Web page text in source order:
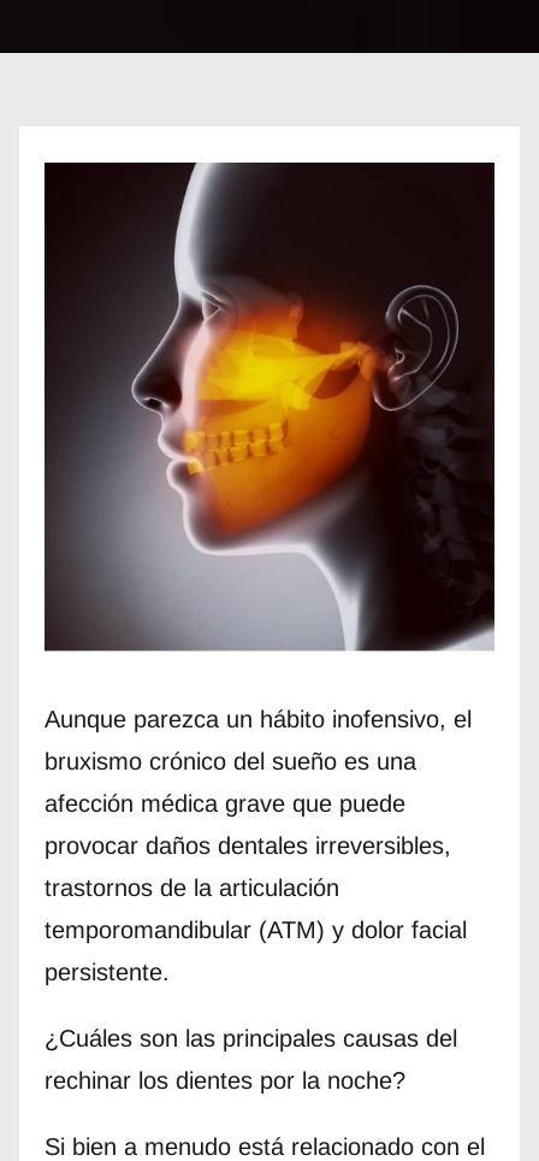
Aunque parezca un hábito inofensivo, el
bruxismo crónico del sueño es una
afección médica grave que puede
provocar daños dentales irreversibles,
trastornos de la articulación
temporomandibular (ATM) y dolor facial
persistente.
¿Cuáles son las principales causas del
rechinar los dientes por la noche?
Si bien a menudo está relacionado con el